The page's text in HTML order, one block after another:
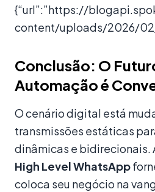
{“url”:”https://
content/uploads/2026/
Conclusão: O
Automação é
O cenário digital está
transmissões estáticas
dinâmicas e bidirecionais.
High Level WhatsApp
coloca seu negócio na